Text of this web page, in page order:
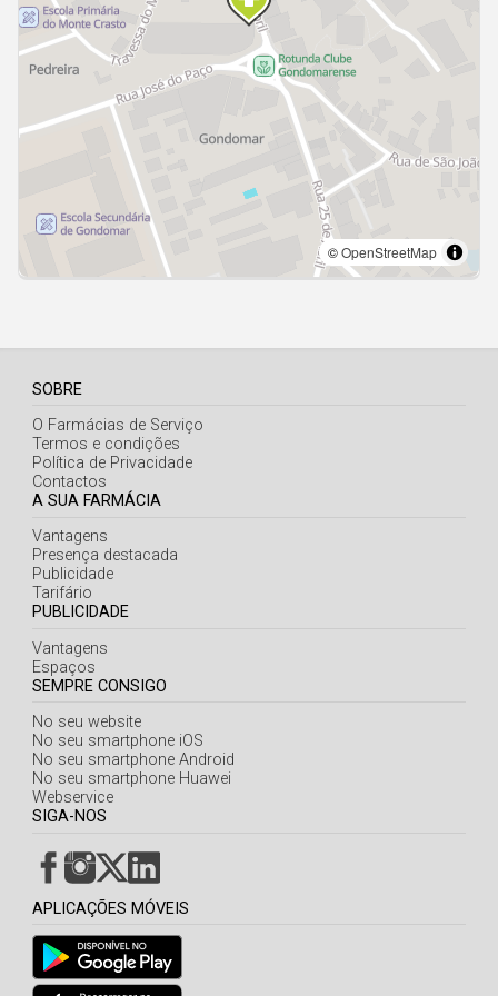
Açores
SOBRE
O Farmácias de Serviço
Termos e condições
Política de Privacidade
Contactos
A SUA FARMÁCIA
Vantagens
Presença destacada
Publicidade
Tarifário
PUBLICIDADE
Vantagens
Espaços
SEMPRE CONSIGO
No seu website
No seu smartphone iOS
No seu smartphone Android
No seu smartphone Huawei
Webservice
SIGA-NOS
APLICAÇÕES MÓVEIS